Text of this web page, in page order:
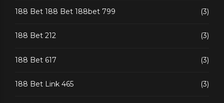
188 Bet 188 Bet 188bet 799 (3)
188 Bet 212 (3)
188 Bet 617 (3)
188 Bet Link 465 (3)